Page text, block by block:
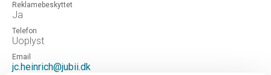
Reklamebeskyttet
Ja
Telefon
Uoplyst
Email
jc.heinrich@jubii.dk